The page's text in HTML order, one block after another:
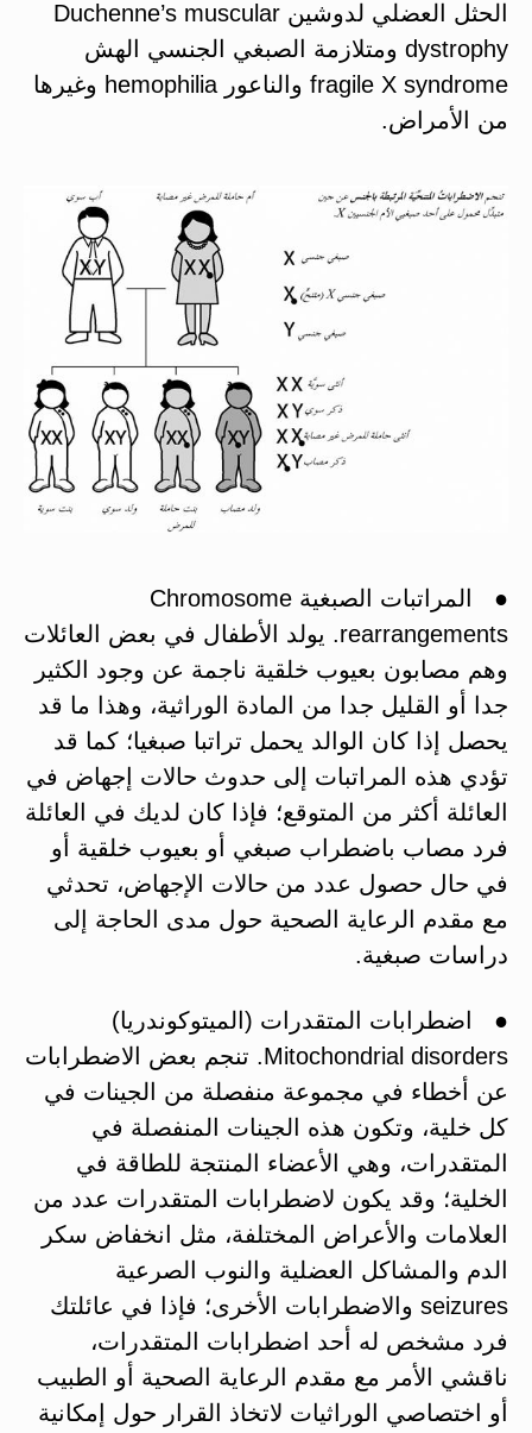
الحثل العضلي لدوشين Duchenne’s muscular
dystrophy ومتلازمة الصبغي الجنسي الهش
fragile X syndrome والناعور hemophilia وغيرها
من الأمراض.
● المراتبات الصبغية Chromosome
rearrangements. يولد الأطفال في بعض العائلات
وهم مصابون بعيوب خلقية ناجمة عن وجود الكثير
جدا أو القليل جدا من المادة الوراثية، وهذا ما قد
يحصل إذا كان الوالد يحمل تراتبا صبغيا؛ كما قد
تؤدي هذه المراتبات إلى حدوث حالات إجهاض في
العائلة أكثر من المتوقع؛ فإذا كان لديك في العائلة
فرد مصاب باضطراب صبغي أو بعيوب خلقية أو
في حال حصول عدد من حالات الإجهاض، تحدثي
مع مقدم الرعاية الصحية حول مدى الحاجة إلى
دراسات صبغية.
● اضطرابات المتقدرات (الميتوكوندريا)
Mitochondrial disorders. تنجم بعض الاضطرابات
عن أخطاء في مجموعة منفصلة من الجينات في
كل خلية، وتكون هذه الجينات المنفصلة في
المتقدرات، وهي الأعضاء المنتجة للطاقة في
الخلية؛ وقد يكون لاضطرابات المتقدرات عدد من
العلامات والأعراض المختلفة، مثل انخفاض سكر
الدم والمشاكل العضلية والنوب الصرعية
seizures والاضطرابات الأخرى؛ فإذا في عائلتك
فرد مشخص له أحد اضطرابات المتقدرات،
ناقشي الأمر مع مقدم الرعاية الصحية أو الطبيب
أو اختصاصي الوراثيات لاتخاذ القرار حول إمكانية